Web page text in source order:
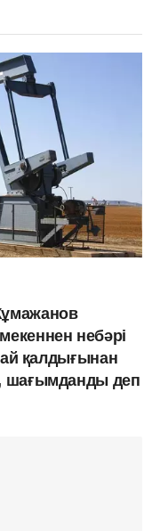
небәрі
қалдығынан
шағымданды деп